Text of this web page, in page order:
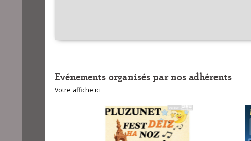
Evénements organisés par nos adhérents
Votre affiche ici